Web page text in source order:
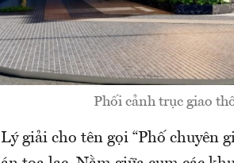
Phối cảnh trục giao
Lý giải cho tên gọi “Phố chuyên